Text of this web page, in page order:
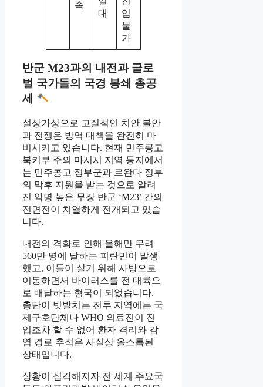
속
대
입
불
가
반군 M23과의 내전과 글로
벌 국가들의 국경 봉쇄 총공
세
설상가상으로 고질적인 치안 불안
과 전쟁은 방역 대책을 완전히 마
비시키고 있습니다. 현재 민주콩고
북키부 주의 마시시 지역 등지에서
는 민주콩고 정부군과 르완다 정부
의 막후 지원을 받는 것으로 알려
진 악명 높은 무장 반군 ‘M23’ 간의
전면전이 치열하게 전개되고 있습
니다.
내전의 격화로 인해 올해만 무려
560만 명에 달하는 피란민이 발생
했고, 이들이 살기 위해 사방으로
이동하면서 바이러스를 전 대륙으
로 배달하는 형국이 되었습니다.
총탄이 빗발치는 전투 지역에는 국
제구호단체나 WHO 의료진이 진
입조차 할 수 없어 환자 격리와 감
염 경로 추적은 사실상 올스톱된
상태입니다.
상황이 심각해지자 전 세계 주요국